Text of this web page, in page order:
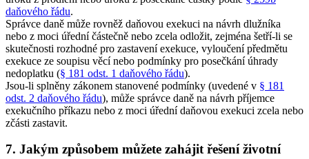
daňového řádu.
Správce daně může rovněž daňovou exekuci na návrh dlužníka
nebo z moci úřední částečně nebo zcela odložit, zejména šetří-li se
skutečnosti rozhodné pro zastavení exekuce, vyloučení předmětu
exekuce ze soupisu věcí nebo podmínky pro posečkání úhrady
nedoplatku (§ 181 odst. 1 daňového řádu).
Jsou-li splněny zákonem stanovené podmínky (uvedené v § 181
odst. 2 daňového řádu), může správce daně na návrh příjemce
exekučního příkazu nebo z moci úřední daňovou exekuci zcela nebo
zčásti zastavit.
7. Jakým způsobem můžete zahájit řešení životní